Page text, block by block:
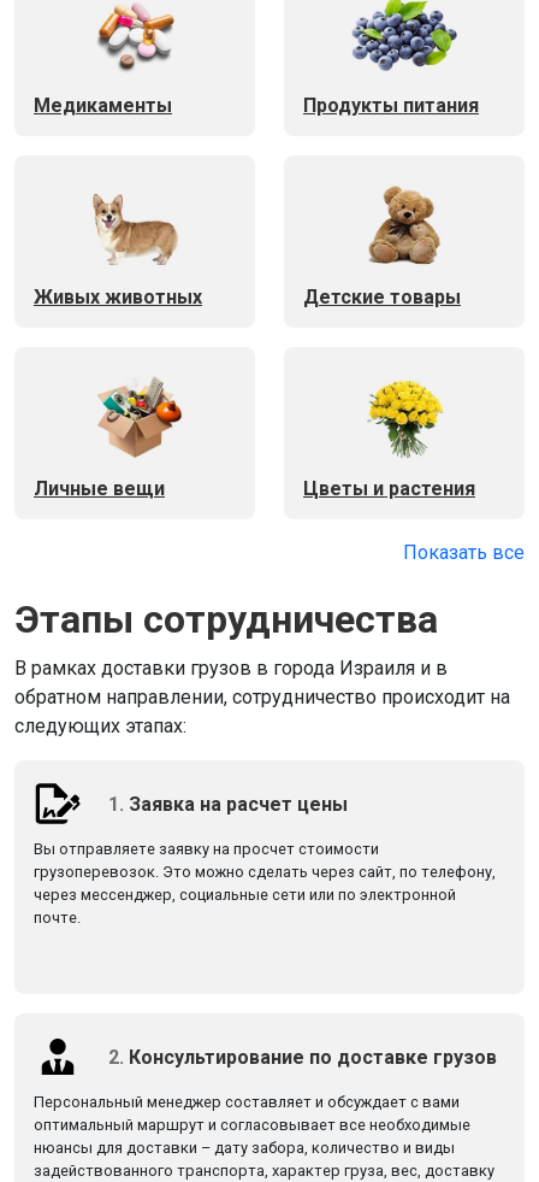
Медикаменты Продукты питания
Живых животных Детские товары
Личные вещи Цветы и растения
Показать все
Этапы сотрудничества
В рамках доставки грузов в города Израиля и в
обратном направлении, сотрудничество происходит на
следующих этапах:
1. Заявка на расчет цены
Вы отправляете заявку на просчет стоимости
грузоперевозок. Это можно сделать через сайт, по телефону,
через мессенджер, социальные сети или по электронной
почте.
2. Консультирование по доставке грузов
Персональный менеджер составляет и обсуждает с вами
оптимальный маршрут и согласовывает все необходимые
нюансы для доставки – дату забора, количество и виды
задействованного транспорта, характер груза, вес, доставку